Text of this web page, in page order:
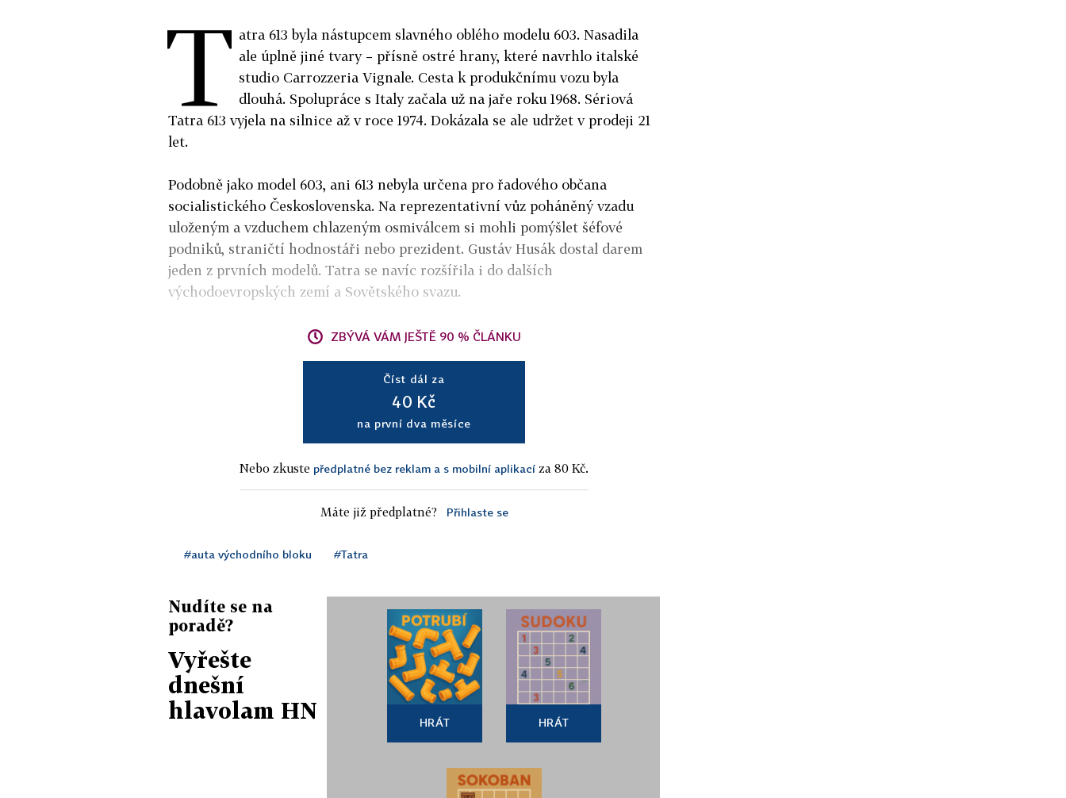
T atra 613 byla nástupcem slavného oblého modelu 603. Nasadila
ale úplně jiné tvary – přísně ostré hrany, které navrhlo italské
studio Carrozzeria Vignale. Cesta k produkčnímu vozu byla
dlouhá. Spolupráce s Italy začala už na jaře roku 1968. Sériová
Tatra 613 vyjela na silnice až v roce 1974. Dokázala se ale udržet v prodeji 21
let.
Podobně jako model 603, ani 613 nebyla určena pro řadového občana
socialistického Československa. Na reprezentativní vůz poháněný vzadu
uloženým a vzduchem chlazeným osmiválcem si mohli pomýšlet šéfové
podniků, straničtí hodnostáři nebo prezident. Gustáv Husák dostal darem
jeden z prvních modelů. Tatra se navíc rozšířila i do dalších
východoevropských zemí a Sovětského svazu.
ZBÝVÁ VÁM JEŠTĚ 90 % ČLÁNKU
Číst dál za
40 Kč
na první dva měsíce
Nebo zkuste předplatné bez reklam a s mobilní aplikací za 80 Kč.
Máte již předplatné? Přihlaste se
#auta východního bloku #Tatra
Nudíte se na
poradě?
Vyřešte
dnešní
hlavolam HN
HRÁT HRÁT